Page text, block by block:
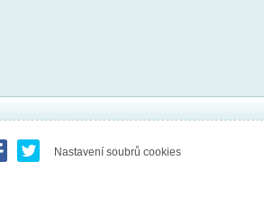
Nastavení soubrů cookies